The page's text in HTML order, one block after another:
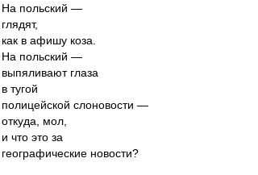
На польский —
глядят,
как в афишу коза.
На польский —
выпяливают глаза
в тугой
полицейской слоновости —
откуда, мол,
и что это за
географические новости?